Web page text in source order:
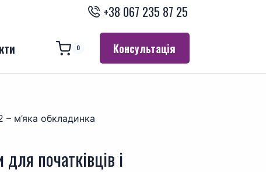
+38 067 235 87 25
0 Консультація
– м’яка обкладинка
для початківців і